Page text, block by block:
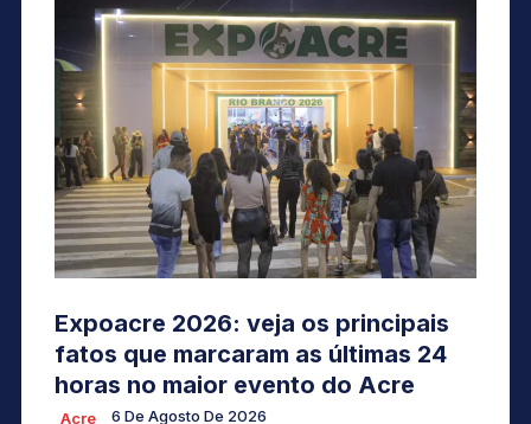
Expoacre 2026: veja os principais
fatos que marcaram as últimas 24
horas no maior evento do Acre
Acre 6 De Agosto De 2026